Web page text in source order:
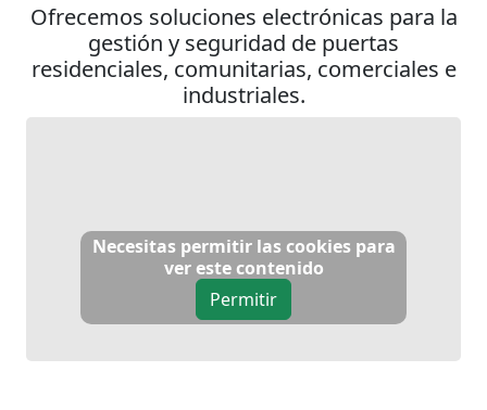
Ofrecemos soluciones electrónicas para la
gestión y seguridad de puertas
residenciales, comunitarias, comerciales e
industriales.
Necesitas permitir las cookies para
ver este contenido
Permitir